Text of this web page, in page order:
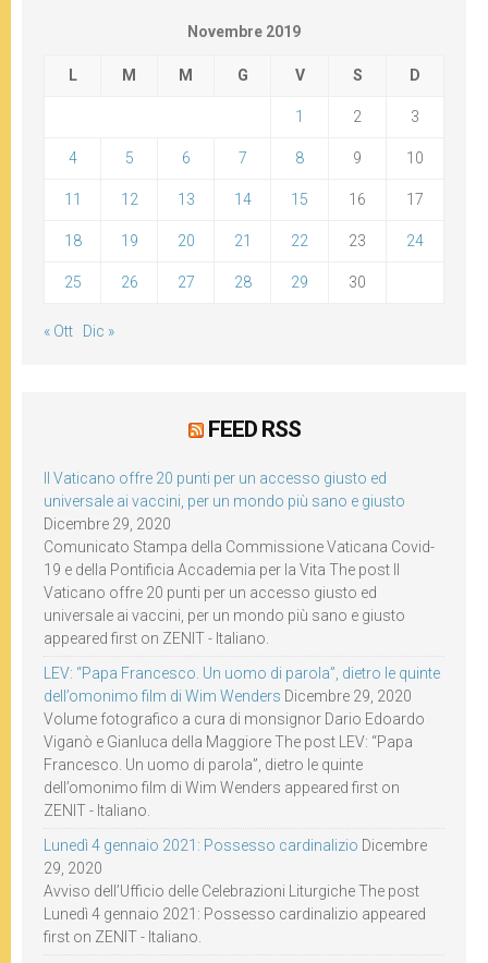
Novembre 2019
L M M G V S D
1 2 3
4 5 6 7 8 9 10
11 12 13 14 15 16 17
18 19 20 21 22 23 24
25 26 27 28 29 30
« Ott Dic »
FEED RSS
Il Vaticano offre 20 punti per un accesso giusto ed
universale ai vaccini, per un mondo più sano e giusto
Dicembre 29, 2020
Comunicato Stampa della Commissione Vaticana Covid-
19 e della Pontificia Accademia per la Vita The post Il
Vaticano offre 20 punti per un accesso giusto ed
universale ai vaccini, per un mondo più sano e giusto
appeared first on ZENIT - Italiano.
LEV: “Papa Francesco. Un uomo di parola”, dietro le quinte
dell’omonimo film di Wim Wenders Dicembre 29, 2020
Volume fotografico a cura di monsignor Dario Edoardo
Viganò e Gianluca della Maggiore The post LEV: “Papa
Francesco. Un uomo di parola”, dietro le quinte
dell’omonimo film di Wim Wenders appeared first on
ZENIT - Italiano.
Lunedì 4 gennaio 2021: Possesso cardinalizio Dicembre
29, 2020
Avviso dell’Ufficio delle Celebrazioni Liturgiche The post
Lunedì 4 gennaio 2021: Possesso cardinalizio appeared
first on ZENIT - Italiano.